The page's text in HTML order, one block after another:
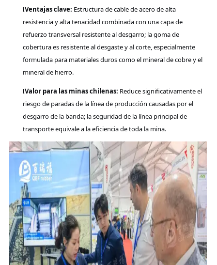
lVentajas clave: Estructura de cable de acero de alta
resistencia y alta tenacidad combinada con una capa de
refuerzo transversal resistente al desgarro; la goma de
cobertura es resistente al desgaste y al corte, especialmente
formulada para materiales duros como el mineral de cobre y el
mineral de hierro.
lValor para las minas chilenas: Reduce significativamente el
riesgo de paradas de la línea de producción causadas por el
desgarro de la banda; la seguridad de la línea principal de
transporte equivale a la eficiencia de toda la mina.